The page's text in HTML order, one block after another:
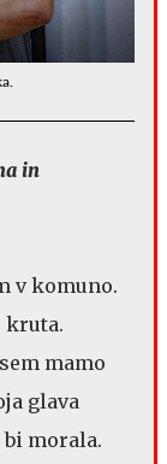
in
v komuno.
kruta.
mamo
glava
morala.